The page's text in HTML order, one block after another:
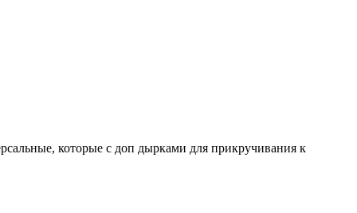
которые с доп дырками для прикручивания к